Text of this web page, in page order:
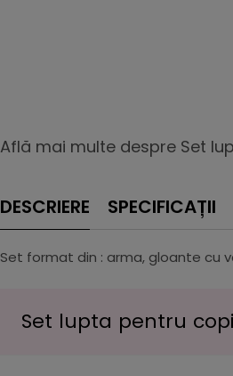
Află mai multe despre Set
DESCRIERE SPECIFICAȚII
Set format din : arma, gloante cu
Set lupta pentru